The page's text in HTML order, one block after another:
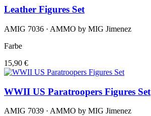
Leather Figures Set
AMIG 7036 · AMMO by MIG Jimenez
Farbe
15,90 €
WWII US Paratroopers Figures Set
AMIG 7039 · AMMO by MIG Jimenez